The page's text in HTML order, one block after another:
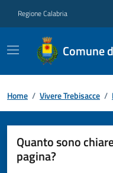
Regione Calabria
Comune
Home / Vivere Trebisacce /
Quanto sono
pagina?